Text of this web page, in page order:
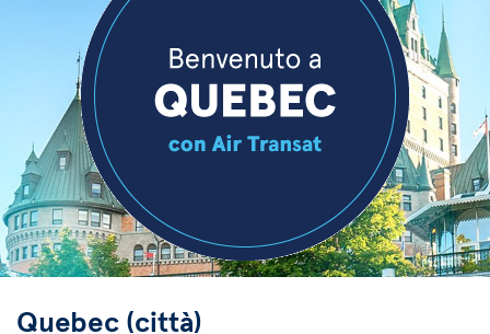
Quebec (città)